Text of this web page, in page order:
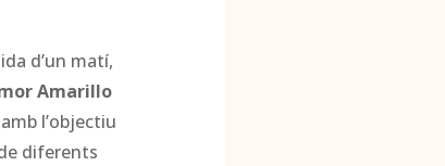
d’un matí,
Amarillo
l’objectiu
diferents